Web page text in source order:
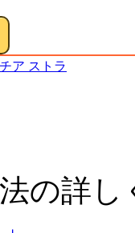
ア ストラ
の詳し